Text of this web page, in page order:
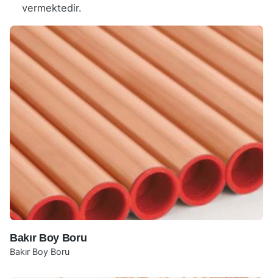
vermektedir.
Bakır Boy Boru
Bakır Boy Boru